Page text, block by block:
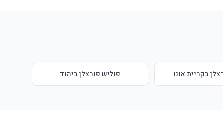
בקריית אונו פוליש פורצלן ביהוד